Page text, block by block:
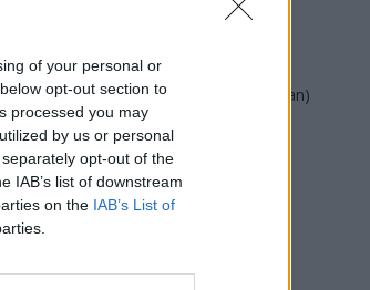
of your personal or
opt-out section to
processed you may
by us or personal
opt-out of the
IAB’s list of downstream
on the IAB’s List of
PMP (Tomac)
Forța Dreptei (L. Orban)
PNȚMM
REPER
SENS